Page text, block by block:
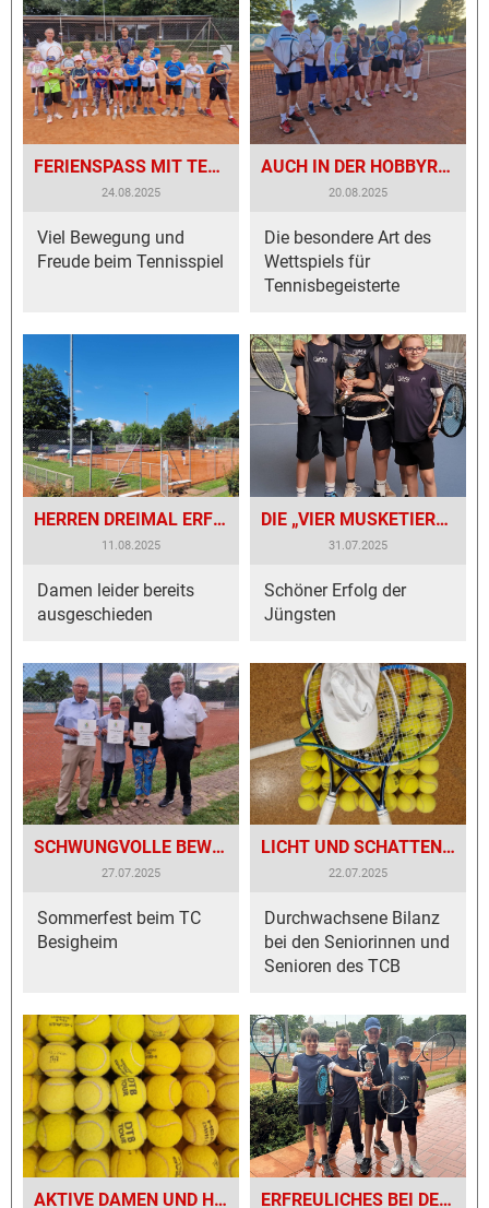
FERIENSPASS MIT TENNISSCHLÄGER UND FILZKUGEL
24.08.2025
Viel Bewegung und
Freude beim Tennisspiel
AUCH IN DER HOBBYRUNDE MIT EHRGEIZ DABEI
20.08.2025
Die besondere Art des
Wettspiels für
Tennisbegeisterte
HERREN DREIMAL ERFOLGREICH IN DER ERSTEN POKALRUNDE
11.08.2025
Damen leider bereits
ausgeschieden
DIE „VIER MUSKETIERE“ VOM TC BESIGHEIM
31.07.2025
Schöner Erfolg der
Jüngsten
SCHWUNGVOLLE BEWEGUNGEN AUCH MAL OHNE FILZKUGEL!
27.07.2025
Sommerfest beim TC
Besigheim
LICHT UND SCHATTEN IN DEN ALTERSKLASSEN!
22.07.2025
Durchwachsene Bilanz
bei den Seniorinnen und
Senioren des TCB
AKTIVE DAMEN UND HERREN AUF DEM VORMARSCH! ERFREULICHES BEI DER TCB-JUGEND!